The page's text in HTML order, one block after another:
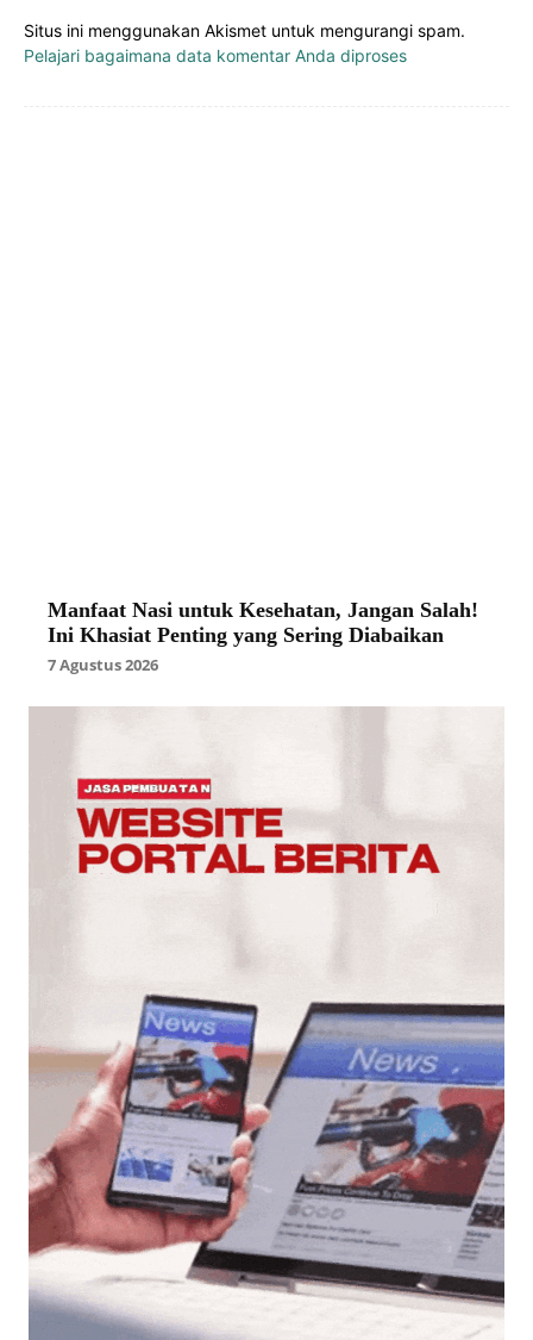
Situs ini menggunakan Akismet untuk mengurangi spam.
Pelajari bagaimana data komentar Anda diproses
Manfaat Nasi untuk Kesehatan, Jangan Salah!
Ini Khasiat Penting yang Sering Diabaikan
7 Agustus 2026